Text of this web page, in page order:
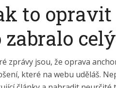
to opravit
zabralo
zprávy jsou, že oprava
které na webu uděláš.